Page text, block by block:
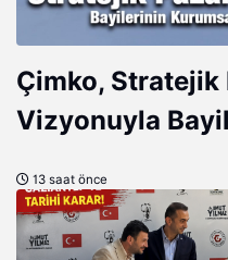
Çimko, Stratejik
Vizyonuyla
13 saat önce